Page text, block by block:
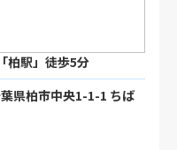
柏駅」徒歩5分
県柏市中央1-1-1 ちば